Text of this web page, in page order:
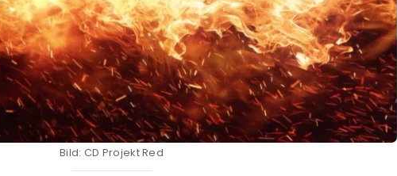
Bild: CD Projekt Red